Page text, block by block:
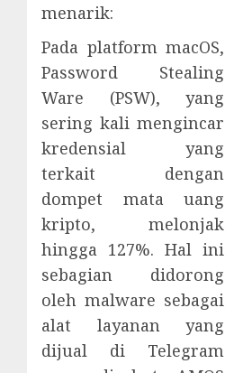
menarik:
Pada platform macOS,
Password Stealing
Ware (PSW), yang
sering kali mengincar
kredensial yang
terkait dengan
dompet mata uang
kripto, melonjak
hingga 127%. Hal ini
sebagian didorong
oleh malware sebagai
alat layanan yang
dijual di Telegram